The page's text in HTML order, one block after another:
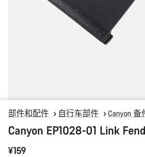
部件和配件 自行车部件 Canyon 备
Canyon EP1028-01 Link
¥159